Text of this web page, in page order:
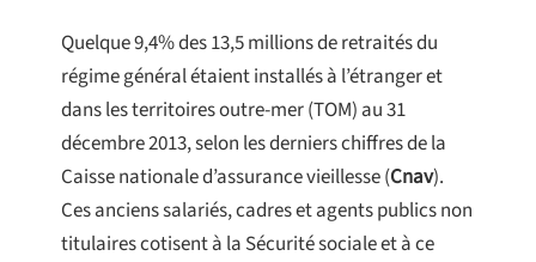
Quelque 9,4% des 13,5 millions de retraités du
régime général étaient installés à l’étranger et
dans les territoires outre-mer (TOM) au 31
décembre 2013, selon les derniers chiffres de la
Caisse nationale d’assurance vieillesse (Cnav).
Ces anciens salariés, cadres et agents publics non
titulaires cotisent à la Sécurité sociale et à ce